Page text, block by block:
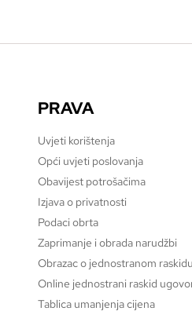
PRAVA
Uvjeti korištenja
Opći uvjeti poslovanja
Obavijest potrošačima
Izjava o privatnosti
Podaci obrta
Zaprimanje i obrada narudžbi
Obrazac o jednostranom raskidu
Online jednostrani raskid
Tablica umanjenja cijena